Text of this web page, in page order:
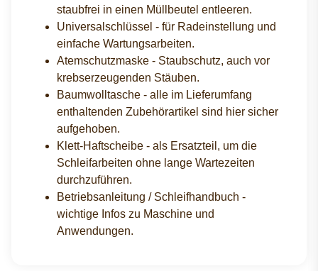
staubfrei in einen Müllbeutel entleeren.
Universalschlüssel - für Radeinstellung und
einfache Wartungsarbeiten.
Atemschutzmaske - Staubschutz, auch vor
krebserzeugenden Stäuben.
Baumwolltasche - alle im Lieferumfang
enthaltenden Zubehörartikel sind hier sicher
aufgehoben.
Klett-Haftscheibe - als Ersatzteil, um die
Schleifarbeiten ohne lange Wartezeiten
durchzuführen.
Betriebsanleitung / Schleifhandbuch -
wichtige Infos zu Maschine und
Anwendungen.